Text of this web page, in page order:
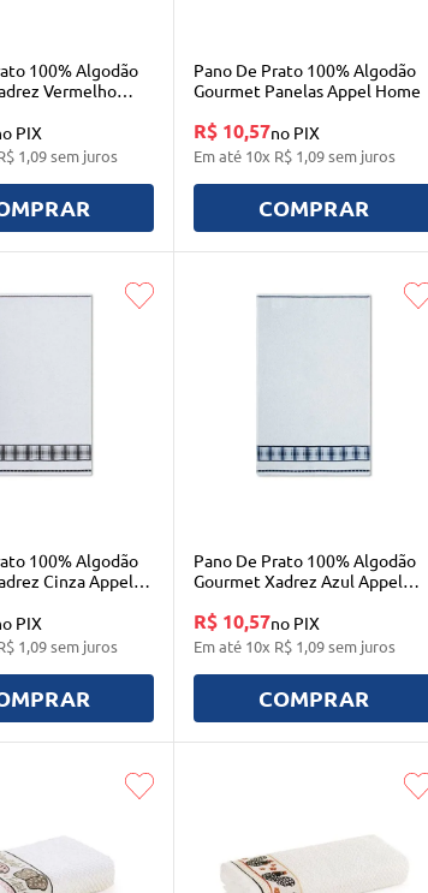
100% Algodão
Vermelho
PIX
1,09sem juros
Pano De Prato 100% Algodão
Gourmet Panelas Appel Home
R$ 10,57no PIX
Em até 10x R$ 1,09sem juros
COMPRAR
100% Algodão
Cinza Appel
PIX
1,09sem juros
Pano De Prato 100% Algodão
Gourmet Xadrez Azul Appel
R$ 10,57no PIX
Em até 10x R$ 1,09sem juros
COMPRAR